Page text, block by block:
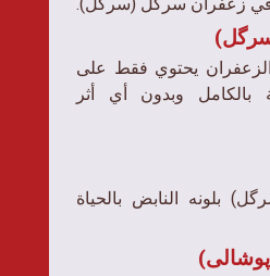
الزعفران يحتوي فقط على
بالكامل وبدون أي أثر
بلونه النابض بالحياة